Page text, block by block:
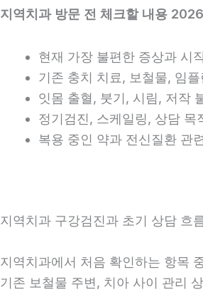
지역치과 방문 전 체크할 내용
현재 가장 불편한 증상과
기존 충치 치료, 보철물, 임
잇몸 출혈, 붓기, 시림, 저작
정기검진, 스케일링, 상담 목
복용 중인 약과 전신질환 관
지역치과 구강검진과 초기 상담
지역치과에서 처음 확인하는 항목
기존 보철물 주변, 치아 사이 관리